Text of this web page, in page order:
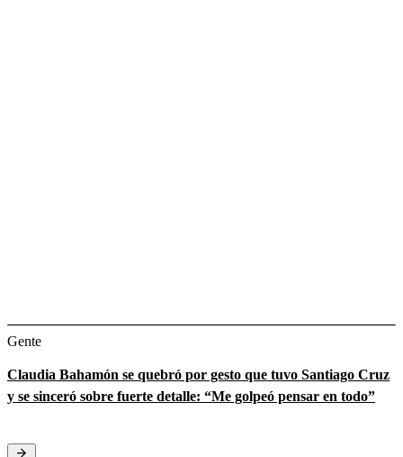
Gente
Claudia Bahamón se quebró por gesto que tuvo Santiago Cruz
y se sinceró sobre fuerte detalle: “Me golpeó pensar en todo”